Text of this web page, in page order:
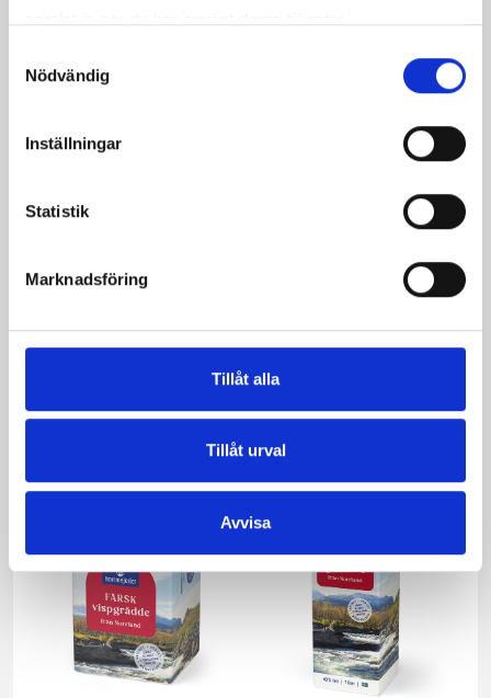
Nödvändig
Inställningar
Statistik
Marknadsföring
Tillåt alla
Tillåt urval
Avvisa